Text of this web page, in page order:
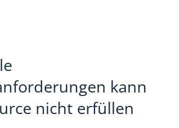
kann
nicht erfüllen